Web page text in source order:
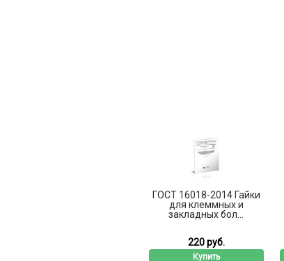
ГОСТ 16018-2014 Гайки
для клеммных и
закладных бол...
220 руб.
Купить